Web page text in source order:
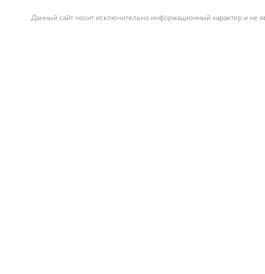
Данный сайт носит исключительно информационный характер и не